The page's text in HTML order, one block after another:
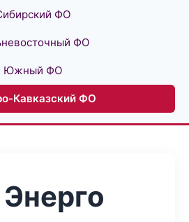
ФО
ФО
Южный ФО
Кавказский ФО